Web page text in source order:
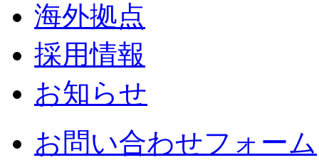
海外拠点
採用情報
お知らせ
お問い合わせフォーム